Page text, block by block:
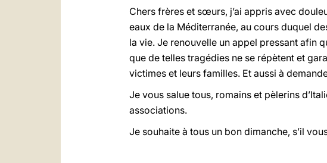
Chers frères et sœurs, j’ai appris avec
eaux de la Méditerranée, au cours duquel
la vie. Je renouvelle un appel pressant afin
que de telles tragédies ne se répètent et
victimes et leurs familles. Et aussi à
Je vous salue tous, romains et pèlerins
associations.
Je souhaite à tous un bon dimanche, s’il